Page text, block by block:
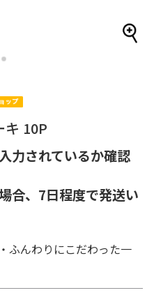
2
キ 10P
力されているか確認
合、7日程度で発送い
ふんわりにこだわった一